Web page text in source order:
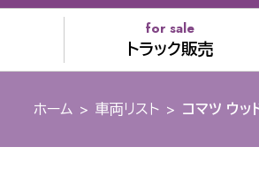
for sale
トラック販売
ホーム > 車両リスト > コマツ ウ